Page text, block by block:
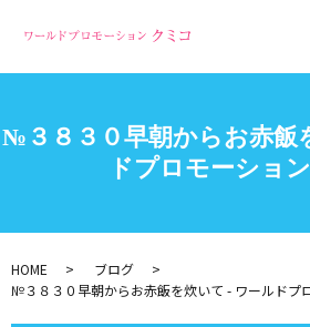
№３８３０早朝からお赤飯
ドプロモーショ
HOME
ブログ
№３８３０早朝からお赤飯を炊いて - ワールドプ